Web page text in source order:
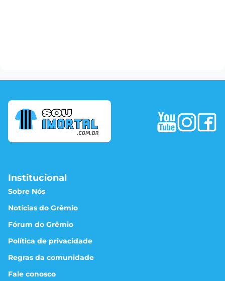
Institucional
Sobre Nós
Notícias do Grêmio
Fórum do Grêmio
Política de privacidade
Regras da comunidade
Fale conosco